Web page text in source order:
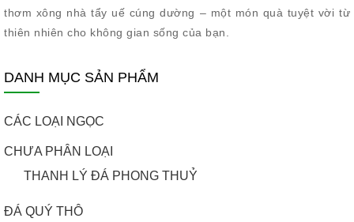
thơm xông nhà tẩy uế cúng dường – một món quà tuyệt vời từ
thiên nhiên cho không gian sống của bạn.
DANH MỤC SẢN PHẨM
CÁC LOẠI NGỌC
CHƯA PHÂN LOẠI
THANH LÝ ĐÁ PHONG THUỶ
ĐÁ QUÝ THÔ